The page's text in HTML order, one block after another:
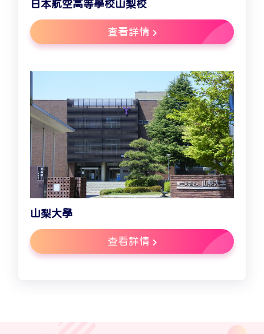
日本航空高等學校山梨校
查看詳情
山梨大學
查看詳情